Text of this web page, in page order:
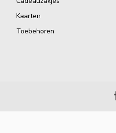
Kaarten
Toebehoren